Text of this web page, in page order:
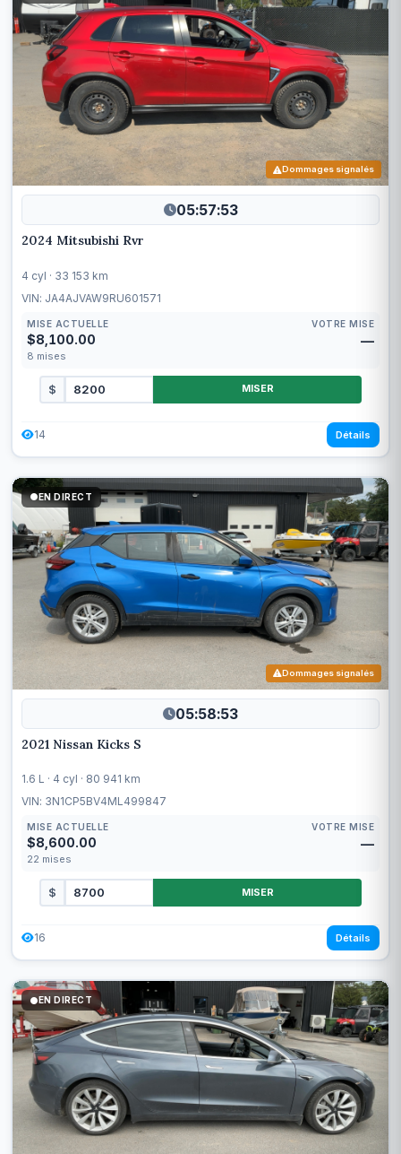
Dommages signalés
05:57:50
2024 Mitsubishi Rvr
4 cyl · 33 153 km
VIN: JA4AJVAW9RU601571
MISE ACTUELLE
$8,100.00
8 mises
VOTRE MISE
—
$ MISER
14 Détails
Dommages signalés
EN DIRECT
05:58:50
2021 Nissan Kicks S
1.6 L · 4 cyl · 80 941 km
VIN: 3N1CP5BV4ML499847
MISE ACTUELLE
$8,600.00
22 mises
VOTRE MISE
—
$ MISER
16 Détails
EN DIRECT